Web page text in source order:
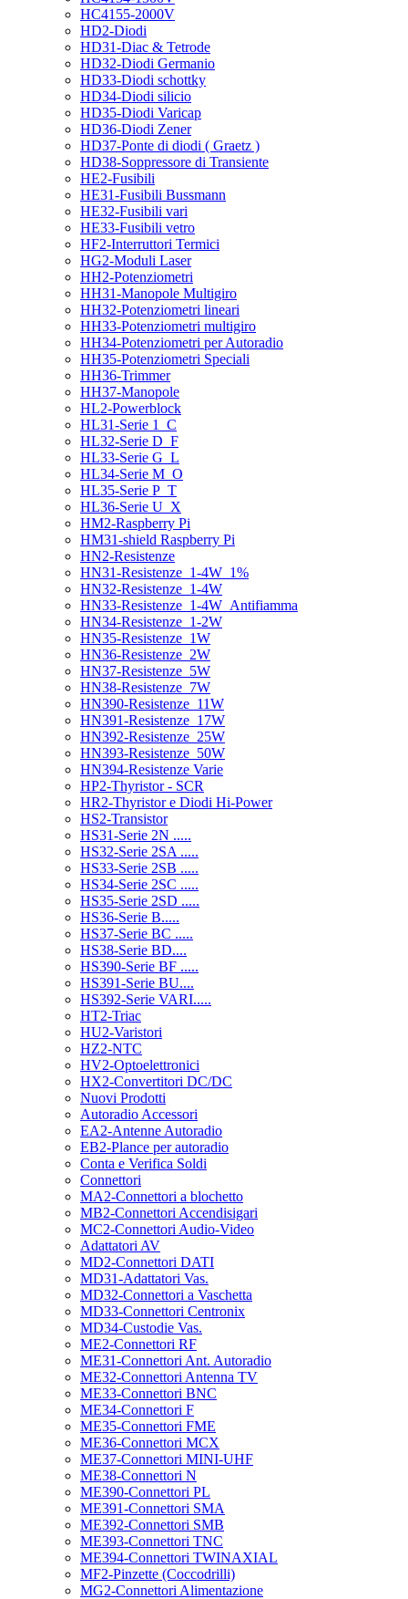
HC4155-2000V
HD2-Diodi
HD31-Diac & Tetrode
HD32-Diodi Germanio
HD33-Diodi schottky
HD34-Diodi silicio
HD35-Diodi Varicap
HD36-Diodi Zener
HD37-Ponte di diodi ( Graetz )
HD38-Soppressore di Transiente
HE2-Fusibili
HE31-Fusibili Bussmann
HE32-Fusibili vari
HE33-Fusibili vetro
HF2-Interruttori Termici
HG2-Moduli Laser
HH2-Potenziometri
HH31-Manopole Multigiro
HH32-Potenziometri lineari
HH33-Potenziometri multigiro
HH34-Potenziometri per Autoradio
HH35-Potenziometri Speciali
HH36-Trimmer
HH37-Manopole
HL2-Powerblock
HL31-Serie 1_C
HL32-Serie D_F
HL33-Serie G_L
HL34-Serie M_O
HL35-Serie P_T
HL36-Serie U_X
HM2-Raspberry Pi
HM31-shield Raspberry Pi
HN2-Resistenze
HN31-Resistenze_1-4W_1%
HN32-Resistenze_1-4W
HN33-Resistenze_1-4W_Antifiamma
HN34-Resistenze_1-2W
HN35-Resistenze_1W
HN36-Resistenze_2W
HN37-Resistenze_5W
HN38-Resistenze_7W
HN390-Resistenze_11W
HN391-Resistenze_17W
HN392-Resistenze_25W
HN393-Resistenze_50W
HN394-Resistenze Varie
HP2-Thyristor - SCR
HR2-Thyristor e Diodi Hi-Power
HS2-Transistor
HS31-Serie 2N .....
HS32-Serie 2SA .....
HS33-Serie 2SB .....
HS34-Serie 2SC .....
HS35-Serie 2SD .....
HS36-Serie B.....
HS37-Serie BC .....
HS38-Serie BD....
HS390-Serie BF .....
HS391-Serie BU....
HS392-Serie VARI.....
HT2-Triac
HU2-Varistori
HZ2-NTC
HV2-Optoelettronici
HX2-Convertitori DC/DC
Nuovi Prodotti
Autoradio Accessori
EA2-Antenne Autoradio
EB2-Plance per autoradio
Conta e Verifica Soldi
Connettori
MA2-Connettori a blochetto
MB2-Connettori Accendisigari
MC2-Connettori Audio-Video
Adattatori AV
MD2-Connettori DATI
MD31-Adattatori Vas.
MD32-Connettori a Vaschetta
MD33-Connettori Centronix
MD34-Custodie Vas.
ME2-Connettori RF
ME31-Connettori Ant. Autoradio
ME32-Connettori Antenna TV
ME33-Connettori BNC
ME34-Connettori F
ME35-Connettori FME
ME36-Connettori MCX
ME37-Connettori MINI-UHF
ME38-Connettori N
ME390-Connettori PL
ME391-Connettori SMA
ME392-Connettori SMB
ME393-Connettori TNC
ME394-Connettori TWINAXIAL
MF2-Pinzette (Coccodrilli)
MG2-Connettori Alimentazione